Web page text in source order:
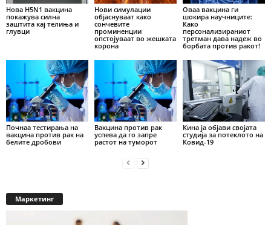
Нова H5N1 вакцина
покажува силна
заштита кај телиња и
глувци
Нови симулации
објаснуваат како
сончевите
проминенции
опстојуваат во жешката
корона
Оваа вакцина ги
шокира научниците:
Како
персонализираниот
третман дава надеж во
борбата против ракот!
Почнаа тестирања на
вакцина против рак на
белите дробови
Вакцина против рак
успева да го запре
растот на туморот
Кина ја објави својата
студија за потеклото на
Ковид-19
Маркетинг